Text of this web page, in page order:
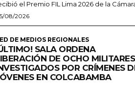
el Premio FIL Lima 2026 de la
08/2026
DE MEDIOS REGIONALES
SALA ORDENA
DE OCHO MILITARES
POR CRÍMENES
EN COLCABAMBA